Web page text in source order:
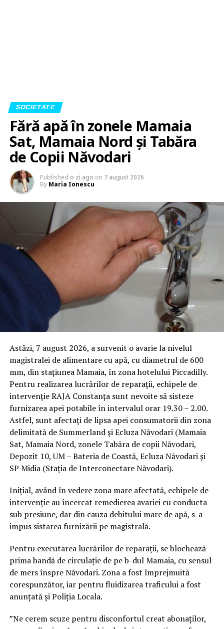
SOCIETATE
Fără apă în zonele Mamaia
Sat, Mamaia Nord și Tabăra
de Copii Năvodari
Published o zi ago on 7 august 2026
By Maria Ionescu
Astăzi, 7 august 2026, a survenit o avarie la nivelul
magistralei de alimentare cu apă, cu diametrul de 600
mm, din stațiunea Mamaia, în zona hotelului Piccadilly.
Pentru realizarea lucrărilor de reparații, echipele de
intervenție RAJA Constanța sunt nevoite să sisteze
furnizarea apei potabile în intervalul orar 19.30 – 2.00.
Astfel, sunt afectați de lipsa apei consumatorii din zona
delimitată de Summerland și Ecluza Năvodari (Mamaia
Sat, Mamaia Nord, zonele Tabăra de copii Năvodari,
Depozit 10, UM – Bateria de Coastă, Ecluza Năvodari și
SP Midia (Stația de Interconectare Năvodari).
Inițial, având în vedere zona mare afectată, echipele de
intervenție au încercat remedierea avariei cu conducta
sub presiune, dar din cauza debitului mare de apă, s-a
impus sistarea furnizării pe magistrală.
Pentru executarea lucrărilor de reparații, se blochează
prima bandă de circulație de pe b-dul Mamaia, cu sensul
de mers înspre Năvodari. Zona a fost împrejmuită
corespunzător, iar pentru fluidizarea traficului a fost
anunțată și Poliția Locala.
”Ne cerem scuze pentru disconfortul creat abonaților,